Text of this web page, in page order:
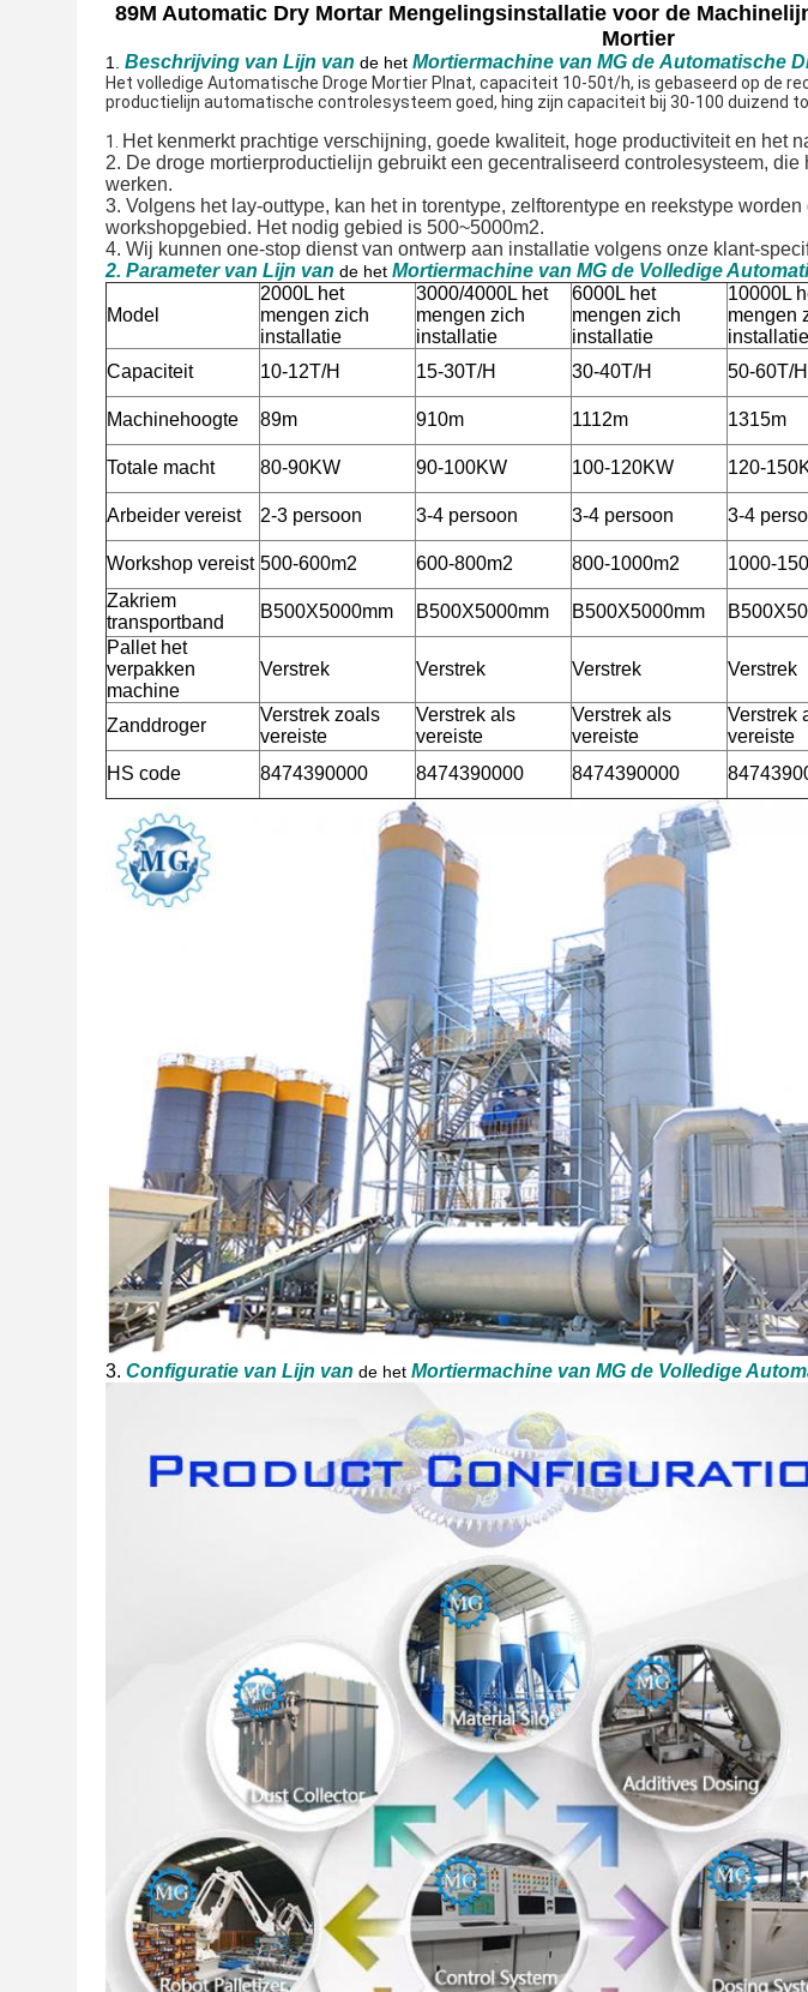
89M Automatic Dry Mortar Mengelingsinstallatie voor de
Mortier
1. Beschrijving van Lijn van de het Mortiermachine van MG de Automatische
Het volledige Automatische Droge Mortier Plnat, capaciteit 10-50t/h, is gebaseerd op de
productielijn automatische controlesysteem goed, hing zijn capaciteit bij 30-100 duizend
1.
Het kenmerkt prachtige verschijning, goede kwaliteit, hoge productiviteit en het
2. De droge mortierproductielijn gebruikt een gecentraliseerd controlesysteem,
werken.
3. Volgens het lay-outtype, kan het in torentype, zelftorentype en reekstype
workshopgebied. Het nodig gebied is 500~5000m2.
4. Wij kunnen one-stop dienst van ontwerp aan installatie volgens onze klant-
2. Parameter van Lijn van de het Mortiermachine van MG de Volledige
Model
2000L het
mengen zich
installatie
3000/4000L het
mengen zich
installatie
6000L het
mengen zich
installatie
10000L
mengen
installatie
Capaciteit
10-12T/H 15-30T/H 30-40T/H 50-60T/H
Machinehoogte 89m 910m 1112m 1315m
Totale macht 80-90KW 90-100KW 100-120KW 120-
Arbeider vereist 2-3 persoon 3-4 persoon 3-4 persoon 3-4
Workshop vereist 500-600m2 600-800m2 800-1000m2
1000-
Zakriem
transportband
B500X5000mm B500X5000mm B500X5000mm
Pallet het
verpakken
machine
Verstrek Verstrek Verstrek Verstrek
Zanddroger
Verstrek zoals
vereiste
Verstrek als
vereiste
Verstrek als
vereiste
Verstrek
vereiste
HS code
8474390000 8474390000 8474390000
3. Configuratie van Lijn van de het Mortiermachine van MG de Volledige